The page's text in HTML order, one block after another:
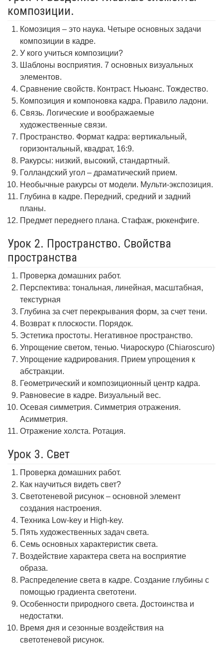
композиции.
Комозиция – это наука. Четыре основных задачи
композиции в кадре.
У кого учиться композиции?
Шаблоны восприятия. 7 основных визуальных
элементов.
Сравнение свойств. Контраст. Ньюанс. Тождество.
Композиция и компоновка кадра. Правило ладони.
Связь. Логические и воображаемые
художественные связи.
Пространство. Формат кадра: вертикальный,
горизонтальный, квадрат, 16:9.
Ракурсы: низкий, высокий, стандартный.
Голландский угол – драматический прием.
Необычные ракурсы от модели. Мульти-экспозиция.
Глубина в кадре. Передний, средний и задний
планы.
Предмет переднего плана. Стафаж, рюкенфиге.
Урок 2. Пространство. Свойства
пространства
Проверка домашних работ.
Перспектива: тональная, линейная, масштабная,
текстурная
Глубина за счет перекрывания форм, за счет тени.
Возврат к плоскости. Порядок.
Эстетика простоты. Негативное пространство.
Упрощение светом, тенью. Чиароскуро (Chiaroscuro)
Упрощение кадрирования. Прием упрощения к
абстракции.
Геометрический и композиционный центр кадра.
Равновесие в кадре. Визуальный вес.
Осевая симметрия. Симметрия отражения.
Асимметрия.
Отражение холста. Ротация.
Урок 3. Свет
Проверка домашних работ.
Как научиться видеть свет?
Светотеневой рисунок – основной элемент
создания настроения.
Техника Low-key и High-key.
Пять художественных задач света.
Семь основных характеристик света.
Воздействие характера света на восприятие
образа.
Распределение света в кадре. Создание глубины с
помощью градиента светотени.
Особенности природного света. Достоинства и
недостатки.
Время дня и сезонные воздействия на
светотеневой рисунок.